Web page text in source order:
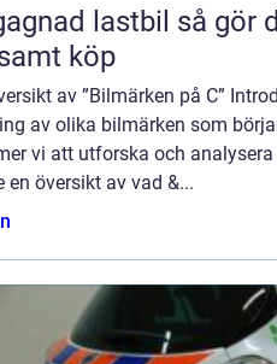
lastbil så gör du ett tryggt och
köp
av ”Bilmärken på C”
av olika bilmärken som
vi att utforska och
en översikt av vad &...